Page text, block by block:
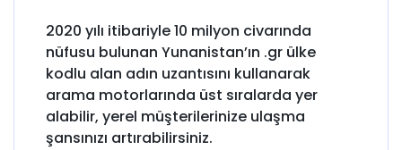
2020 yılı itibariyle 10 milyon civarında
nüfusu bulunan Yunanistan’ın .gr ülke
kodlu alan adın uzantısını kullanarak
arama motorlarında üst sıralarda yer
alabilir, yerel müşterilerinize ulaşma
şansınızı artırabilirsiniz.